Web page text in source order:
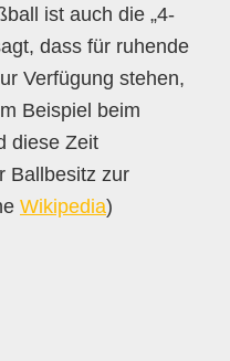
ist auch die „4-
dass für ruhende
Verfügung stehen,
Beispiel beim
diese Zeit
Ballbesitz zur
Wikipedia)